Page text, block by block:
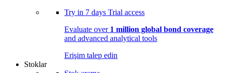
Try in 7 days Trial access
Evaluate over 1 million global bond coverage
and advanced analytical tools
Erişim talep edin
Stoklar